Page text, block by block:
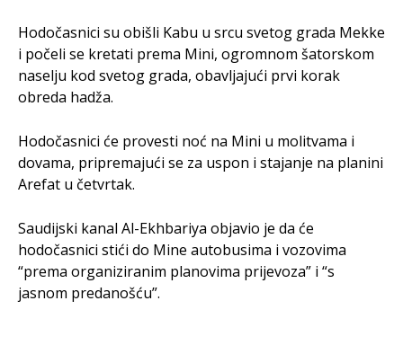
Hodočasnici su obišli Kabu u srcu svetog grada Mekke
i počeli se kretati prema Mini, ogromnom šatorskom
naselju kod svetog grada, obavljajući prvi korak
obreda hadža.
Hodočasnici će provesti noć na Mini u molitvama i
dovama, pripremajući se za uspon i stajanje na planini
Arefat u četvrtak.
Saudijski kanal Al-Ekhbariya objavio je da će
hodočasnici stići do Mine autobusima i vozovima
“prema organiziranim planovima prijevoza” i “s
jasnom predanošću”.